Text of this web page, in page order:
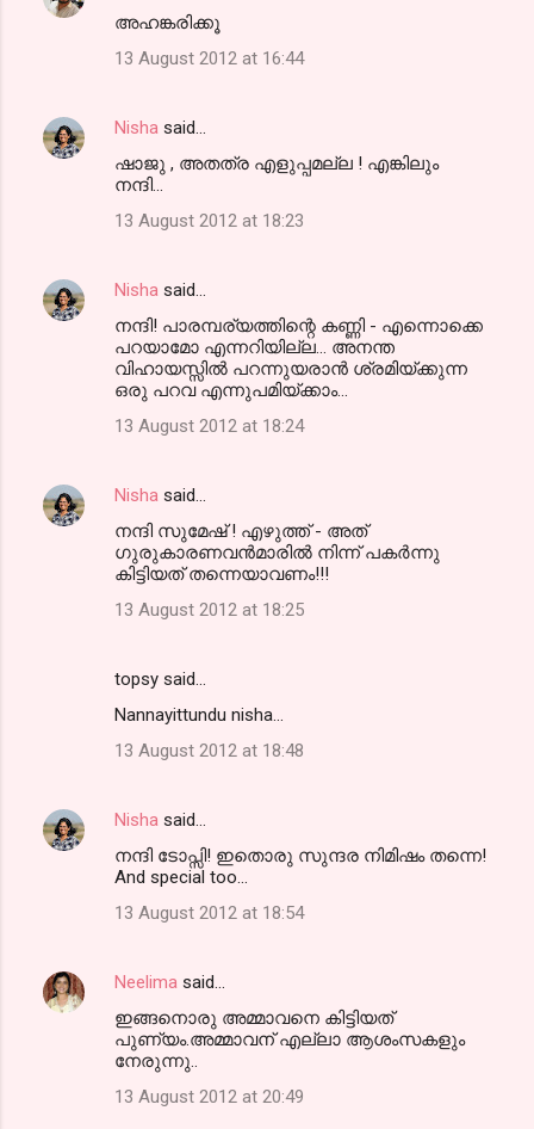
അഹങ്കരിക്കൂ
13 August 2012 at 16:44
Nisha said…
ഷാജു , അതത്ര എളുപ്പമല്ല ! എങ്കിലും
നന്ദി...
13 August 2012 at 18:23
Nisha said…
നന്ദി! പാരമ്പര്യത്തിന്റെ കണ്ണി - എന്നൊക്കെ
പറയാമോ എന്നറിയില്ല... അനന്ത
വിഹായസ്സില്‍ പറന്നുയരാന്‍ ശ്രമിയ്ക്കുന്ന
ഒരു പറവ എന്നുപമിയ്ക്കാം...
13 August 2012 at 18:24
Nisha said…
നന്ദി സുമേഷ് ! എഴുത്ത് - അത്
ഗുരുകാരണവന്‍മാരില്‍ നിന്ന് പകര്‍ന്നു
കിട്ടിയത് തന്നെയാവണം!!!
13 August 2012 at 18:25
topsy said…
Nannayittundu nisha...
13 August 2012 at 18:48
Nisha said…
നന്ദി ടോപ്സി! ഇതൊരു സുന്ദര നിമിഷം തന്നെ!
And special too...
13 August 2012 at 18:54
Neelima said…
ഇങ്ങനൊരു അമ്മാവനെ കിട്ടിയത്
പുണ്യം.അമ്മാവന് എല്ലാ ആശംസകളും
നേരുന്നു..
13 August 2012 at 20:49